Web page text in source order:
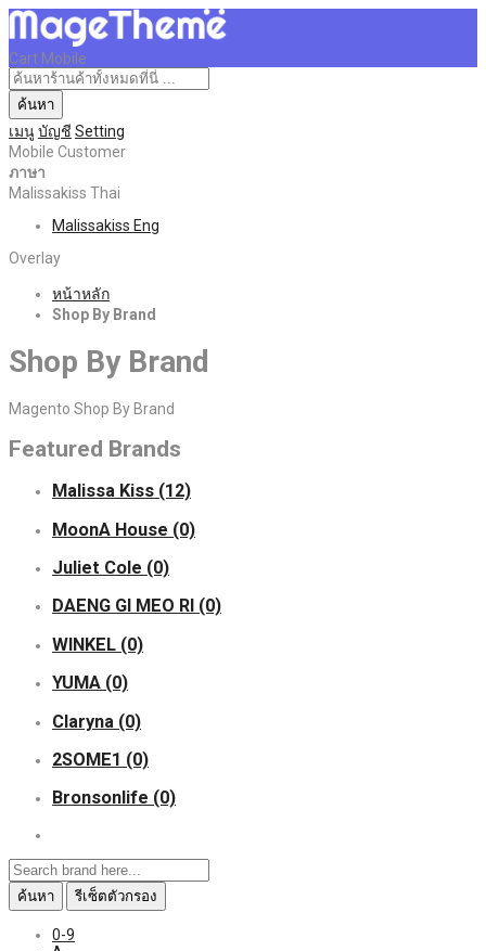
Cart Mobile
ค้นหา
เมนูบัญชี Setting
Mobile Customer
ภาษา
Malissakiss Thai
Malissakiss Eng
Overlay
หน้าหลัก
Shop By Brand
Shop By Brand
Magento Shop By Brand
Featured Brands
Malissa Kiss (12)
MoonA House (0)
Juliet Cole (0)
DAENG GI MEO RI (0)
WINKEL (0)
YUMA (0)
Claryna (0)
2SOME1 (0)
Bronsonlife (0)
ค้นหา รีเซ็ตตัวกรอง
0-9